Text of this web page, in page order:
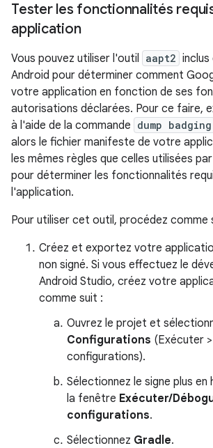
Tester les fonctionnalités
application
Vous pouvez utiliser l'outil aapt2 inclus
Android pour déterminer comment
votre application en fonction de ses
autorisations déclarées. Pour ce faire,
à l'aide de la commande dump badging
alors le fichier manifeste de votre
les mêmes règles que celles utilisées
pour déterminer les fonctionnalités
l'application.
Pour utiliser cet outil, procédez comme
Créez et exportez votre
non signé. Si vous effectuez le
Android Studio, créez votre
comme suit :
Ouvrez le projet et
Configurations (Exécuter
configurations).
Sélectionnez le signe plus
la fenêtre Exécuter/
configurations.
Sélectionnez Gradle.